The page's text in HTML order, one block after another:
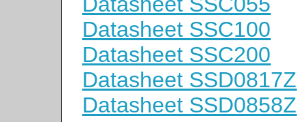
Datasheet SSC100
Datasheet SSC200
Datasheet SSD0817Z
Datasheet SSD0858Z